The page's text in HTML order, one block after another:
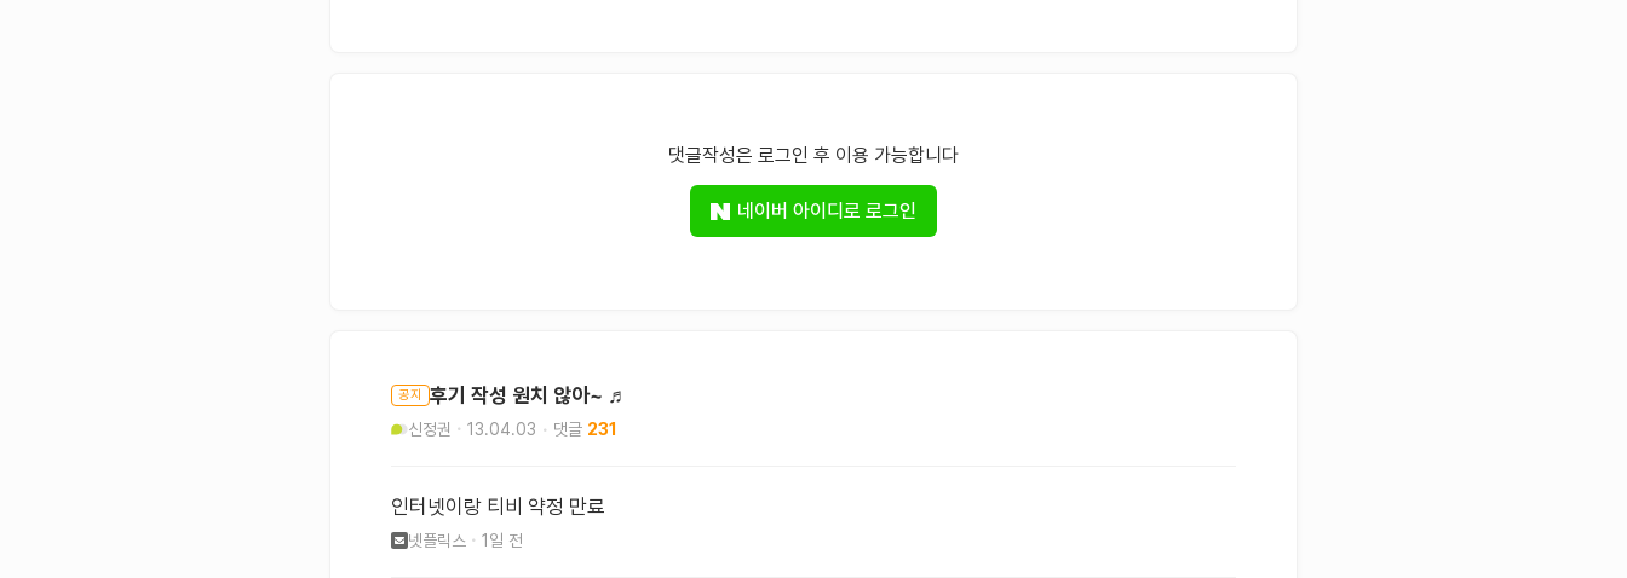
댓글작성은 로그인 후 이용 가능합니다
네이버 아이디로 로그인
공지 후기 작성 원치 않아~ ♬
신정권 13.04.03 231
인터넷이랑 티비 약정 만료
넷플릭스 1일 전